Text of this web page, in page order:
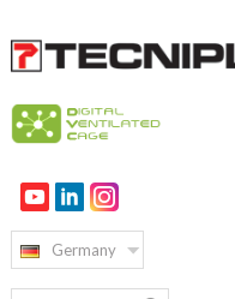
HOME PAGE
UNTERNEHMEN
PRODUKTE
Germany